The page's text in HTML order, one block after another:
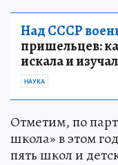
Над СССР
пришельцев:
искала и
НАУКА
Отметим, по
школа» в этом
пять школ и